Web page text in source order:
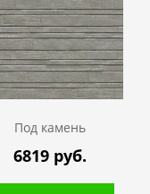
Под камень
6819 руб.